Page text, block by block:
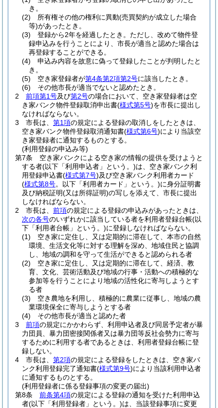
き。
(2)
所有権その他の権利に異動(売買契約が成立した場合
等)があったとき。
(3)
登録から2年を経過したとき。 ただし、改めて物件登
録申込みを行うことにより、市長が適当と認めた場合は
再登録することができる。
(4)
申込み内容を故意に偽って登録したことが判明したと
き。
(5)
空き家登録者が第4条第2項第2号に該当したとき。
(6)
その他市長が適当でないと認めたとき。
2
前項第1号及び第2号の場合において、空き家登録者は空
き家バンク物件登録取消申出書(様式第5号)を市長に提出し
なければならない。
3
市長は、 第1項の規定による登録の取消しをしたときは、
空き家バンク物件登録取消通知書(様式第6号)により当該空
き家登録者に通知するものとする。
(利用登録の申込み等)
第7条
空き家バンクによる空き家の情報の提供を受けようと
する者(以下「利用申込者」という。)は、空き家バンク利
用登録申込書(様式第7号)及び空き家バンク利用者カード
(様式第8号。以下「利用者カード」という。)に身分証明書
及び納税証明(又は所得証明)の写しを添えて、市長に提出
しなければならない。
2
市長は、 前項の規定による登録の申込みがあったときは、
次の各号のいずれかに該当している者を利用者登録台帳(以
下「利用者台帳」という。)に登録しなければならない。
(1)
空き家に定住し、又は定期的に滞在して、本市の自然
環境、生活文化等に対する理解を深め、地域住民と協調
し、地域の調和を守って生活ができると認められる者
(2)
空き家に定住し、又は定期的に滞在して、経済、教
育、文化、芸術活動及び地域の行事・活動への積極的な
参加等を行うことにより地域の活性化に寄与しようとす
る者
(3)
空き農地を利用し、積極的に農業に従事し、地域の農
業環境保全に寄与しようとする者
(4)
その他市長が適当と認めた者
3
前項の規定にかかわらず、利用申込者及び同居予定者が暴
力団員、暴力団密接関係者又は暴力団等反社会勢力に寄与
するために利用する者であるときは、利用者登録台帳に登
録しない。
4
市長は、 第2項の規定による登録をしたときは、空き家バ
ンク利用登録完了通知書(様式第9号)により当該利用申込者
に通知するものとする。
(利用登録者に係る登録事項の変更の届出)
第8条
前条第4項の規定による登録の通知を受けた利用申込
者(以下「利用登録者」という。)は、当該登録事項に変更